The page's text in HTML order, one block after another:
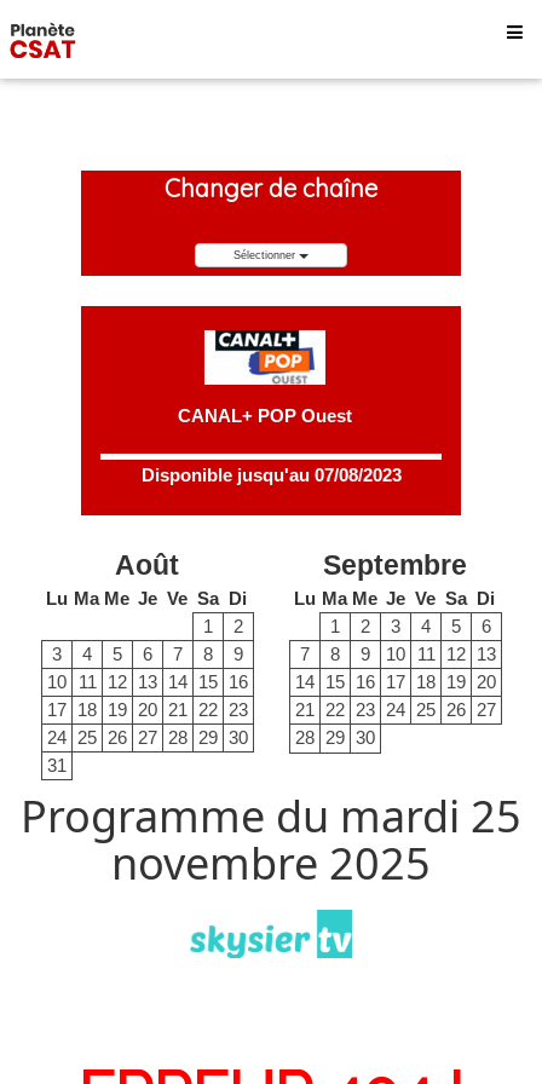
Changer de chaîne
Sélectionner
CANAL+ POP Ouest
Disponible jusqu'au 07/08/2023
Août
Lu Ma Me Je Ve Sa Di
1
2
3
4 5 6 7 8
9
10
11 12 13 14 15 16
17 18 19 20 21 22 23
24 25 26 27 28 29 30
31
Septembre
Lu Ma Me Je Ve Sa Di
1
2 3 4 5
6
7
8 9 10 11 12 13
14 15 16 17 18 19 20
21
22 23 24 25 26 27
28 29 30
Programme du mardi 25
novembre 2025